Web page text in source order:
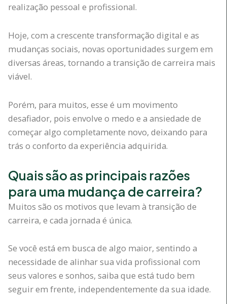
realização pessoal e profissional.
Hoje, com a crescente transformação digital e as
mudanças sociais, novas oportunidades surgem em
diversas áreas, tornando a transição de carreira mais
viável.
Porém, para muitos, esse é um movimento
desafiador, pois envolve o medo e a ansiedade de
começar algo completamente novo, deixando para
trás o conforto da experiência adquirida.
Quais são as principais razões
para uma mudança de carreira?
Muitos são os motivos que levam à transição de
carreira, e cada jornada é única.
Se você está em busca de algo maior, sentindo a
necessidade de alinhar sua vida profissional com
seus valores e sonhos, saiba que está tudo bem
seguir em frente, independentemente da sua idade.